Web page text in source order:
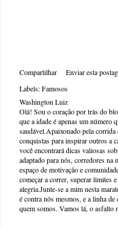
Compartilhar
Enviar esta
Labels:Famosos
Washington Luiz
Olá! Sou o coração por trás do
que a idade é apenas um número
saudável.Apaixonado pela
conquistas para inspirar outros a
você encontrará dicas valiosas
adaptado para nós, corredores
espaço de motivação e
começar a correr, superar limites
alegria.Junte-se a mim nesta
é contra nós mesmos, e a linha
quem somos. Vamos lá, o asfalto